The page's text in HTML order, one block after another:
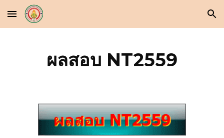
Skip to main content Skip to navigation
ผลสอบ NT2559